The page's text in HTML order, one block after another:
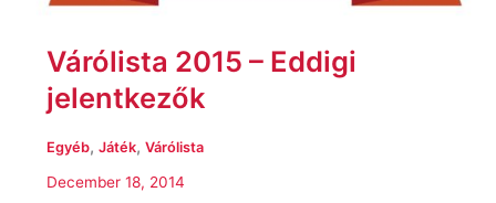
Várólista 2015 – Eddigi
jelentkezők
Egyéb, Játék, Várólista
December 18, 2014